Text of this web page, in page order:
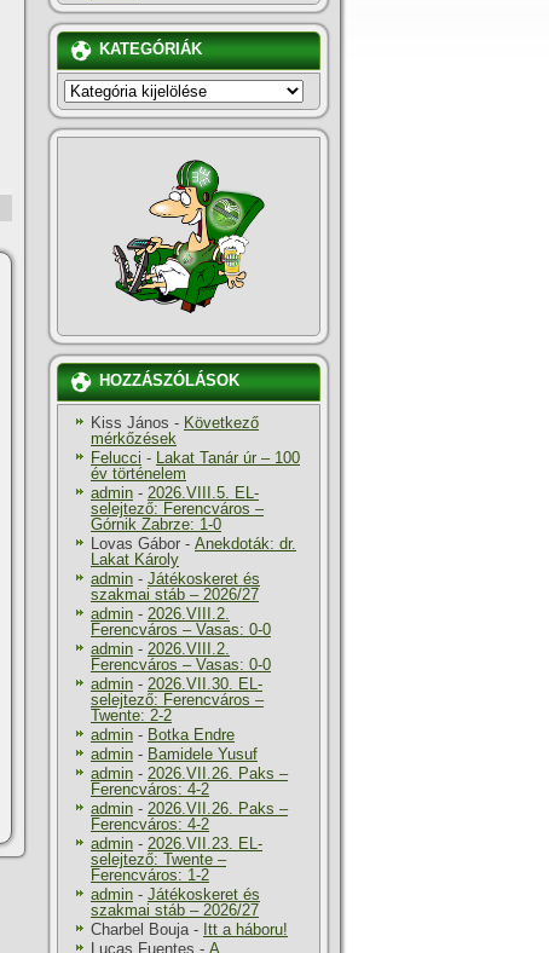
KATEGÓRIÁK
KATEGÓRIÁK
HOZZÁSZÓLÁSOK
Kiss János - Következő
mérkőzések
Felucci - Lakat Tanár úr – 100
év történelem
admin - 2026.VIII.5. EL-
selejtező: Ferencváros –
Górnik Zabrze: 1-0
Lovas Gábor - Anekdoták: dr.
Lakat Károly
admin - Játékoskeret és
szakmai stáb – 2026/27
admin - 2026.VIII.2.
Ferencváros – Vasas: 0-0
admin - 2026.VIII.2.
Ferencváros – Vasas: 0-0
admin - 2026.VII.30. EL-
selejtező: Ferencváros –
Twente: 2-2
admin - Botka Endre
admin - Bamidele Yusuf
admin - 2026.VII.26. Paks –
Ferencváros: 4-2
admin - 2026.VII.26. Paks –
Ferencváros: 4-2
admin - 2026.VII.23. EL-
selejtező: Twente –
Ferencváros: 1-2
admin - Játékoskeret és
szakmai stáb – 2026/27
Charbel Bouja- Itt a háboru!
Lucas Fuentes - A